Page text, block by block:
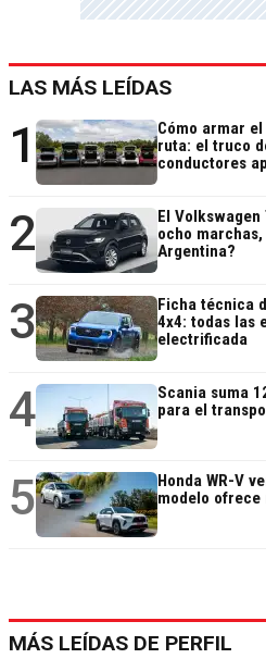
LAS MÁS LEÍDAS
1
Cómo armar
ruta: el truco
conductores
2
El
ocho
Argentina?
3
Ficha técnica
4x4: todas las
electrificada
4
Scania suma
para el
5
Honda WR-V
modelo ofrece
MÁS LEÍDAS DE PERFIL